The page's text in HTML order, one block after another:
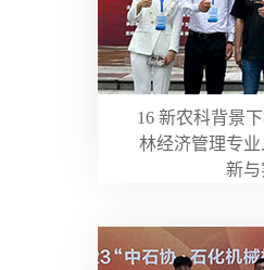
16 新农科背景
林经济管理专
新与